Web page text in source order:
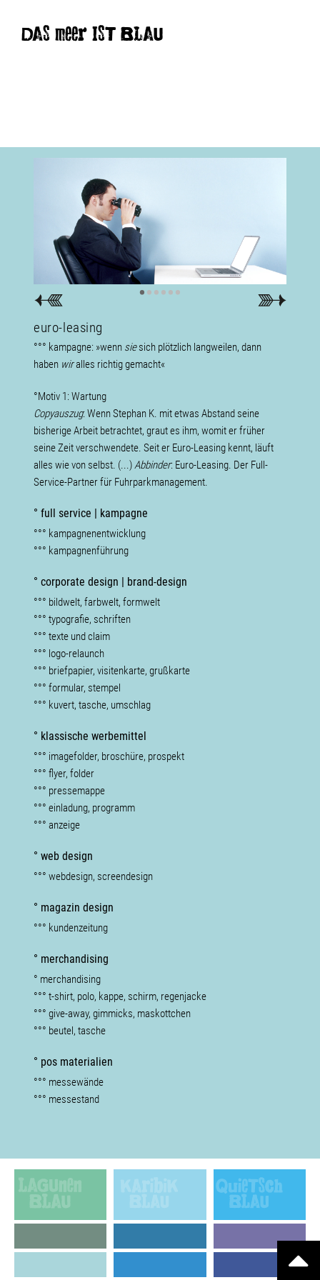
DAS meer IST BLAU
••••••
euro-leasing
°°° kampagne: »wenn siesich plötzlich langweilen, dann
haben wiralles richtig gemacht«
°Motiv 1: Wartung
Copyauszug: Wenn Stephan K. mit etwas Abstand seine
bisherige Arbeit betrachtet, graut es ihm, womit er früher
seine Zeit verschwendete. Seit er Euro-Leasing kennt, läuft
alles wie von selbst. (...)Abbinder: Euro-Leasing. Der Full-
Service-Partner für Fuhrparkmanagement.
° full service | kampagne
°°° kampagnenentwicklung
°°° kampagnenführung
° corporate design | brand-design
°°° bildwelt, farbwelt, formwelt
°°° typografie, schriften
°°° texte und claim
°°° logo-relaunch
°°° briefpapier, visitenkarte, grußkarte
°°° formular, stempel
°°° kuvert, tasche, umschlag
° klassische werbemittel
°°° imagefolder, broschüre, prospekt
°°° flyer, folder
°°° pressemappe
°°° einladung, programm
°°° anzeige
° web design
°°° webdesign, screendesign
° magazin design
°°° kundenzeitung
° merchandising
° merchandising
°°° t-shirt, polo, kappe, schirm, regenjacke
°°° give-away, gimmicks, maskottchen
°°° beutel, tasche
° pos materialien
°°° messewände
°°° messestand